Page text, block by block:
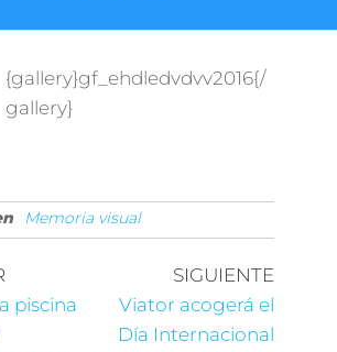
{gallery}gf_ehdledvdvv2016{/
gallery}
Memoria visual
piscina
SIGUIENTE
Viator acogerá el
Día Internacional